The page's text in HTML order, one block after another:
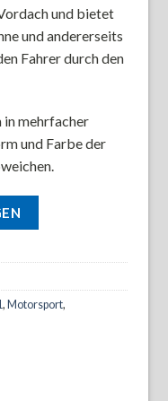
und bietet
und andererseits
Fahrer durch den
mehrfacher
und Farbe der
,Motorsport,